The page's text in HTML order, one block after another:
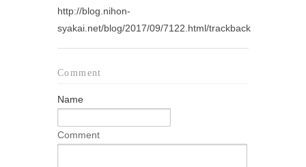
http://blog.nihon-
syakai.net/blog/2017/09/7122.html/trackback
Comment
Name
Comment